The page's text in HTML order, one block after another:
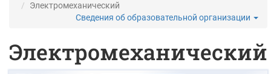
Электромеханический
Сведения об образовательной организации
Электромеханический